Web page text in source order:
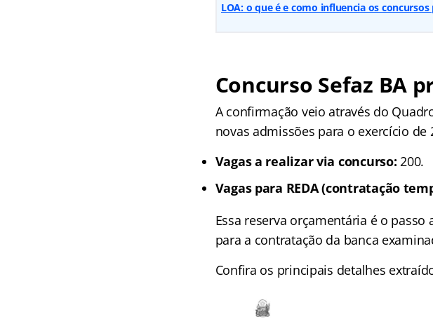
LOA: o que é e como influencia os concursos
Concurso Sefaz BA
A confirmação veio através do
novas admissões para o exercício de
Vagas a realizar via concurso: 200.
Vagas para REDA (contratação
Essa reserva orçamentária é o
para a contratação da banca
Confira os principais detalhes